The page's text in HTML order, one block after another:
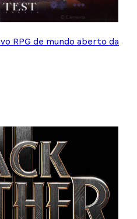
RPG de mundo aberto da